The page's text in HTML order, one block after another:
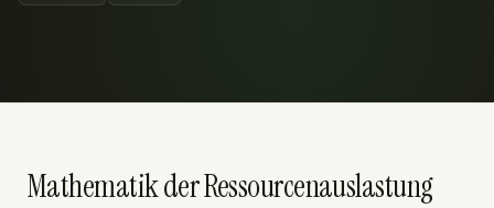
Mathematik der Ressourcenauslastung